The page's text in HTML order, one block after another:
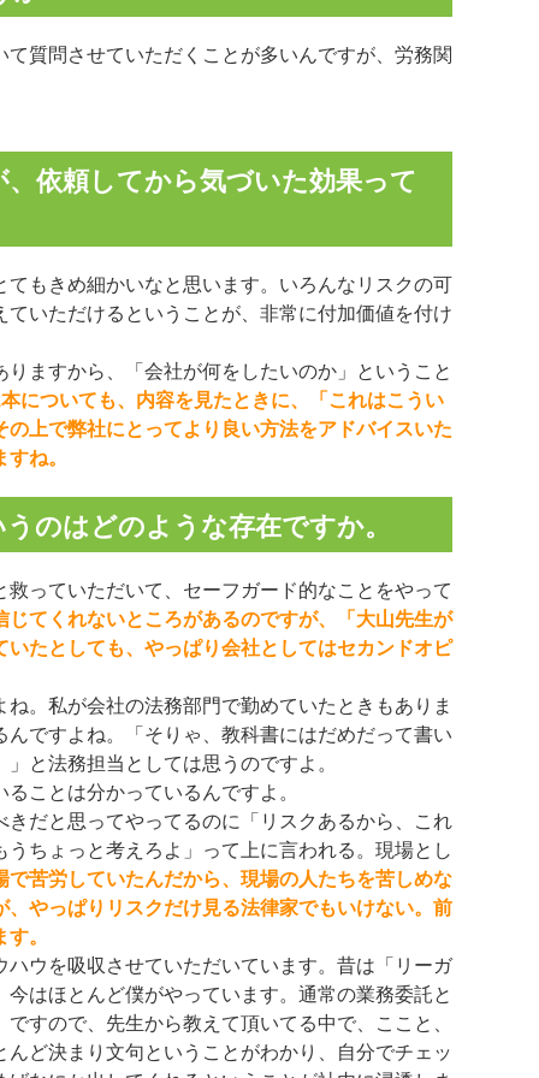
質問させていただくことが多いんですが、労務関
依頼してから気づいた効果って
もきめ細かいなと思います。いろんなリスクの可
いただけるということが、非常に付加価値を付け
ますから、「会社が何をしたいのか」ということ
についても、内容を見たときに、「これはこうい
上で弊社にとってより良い方法をアドバイスいた
ね。
のはどのような存在ですか。
っていただいて、セーフガード的なことをやって
てくれないところがあるのですが、「大山先生が
たとしても、やっぱり会社としてはセカンドオピ
。私が会社の法務部門で勤めていたときもありま
ですよね。「そりゃ、教科書にはだめだって書い
と法務担当としては思うのですよ。
ことは分かっているんですよ。
だと思ってやってるのに「リスクあるから、これ
ちょっと考えろよ」って上に言われる。現場とし
で苦労していたんだから、現場の人たちを苦しめな
やっぱりリスクだけ見る法律家でもいけない。前
。
ウを吸収させていただいています。昔は「リーガ
はほとんど僕がやっています。通常の業務委託と
すので、先生から教えて頂いてる中で、ここと、
ど決まり文句ということがわかり、自分でチェッ